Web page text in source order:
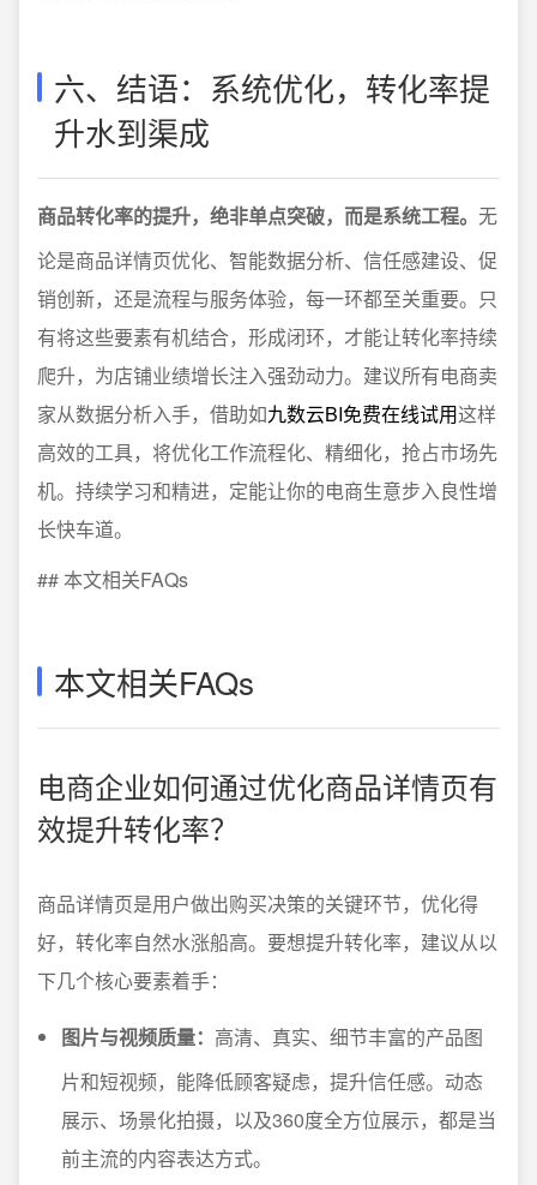
六、结语：系统优化，转化率提
升水到渠成
商品转化率的提升，绝非单点突破，而是系统工程。 无
论是商品详情页优化、智能数据分析、信任感建设、促
销创新，还是流程与服务体验，每一环都至关重要。只
有将这些要素有机结合，形成闭环，才能让转化率持续
爬升，为店铺业绩增长注入强劲动力。建议所有电商卖
家从数据分析入手，借助如九数云BI免费在线试用这样
高效的工具，将优化工作流程化、精细化，抢占市场先
机。持续学习和精进，定能让你的电商生意步入良性增
长快车道。
## 本文相关FAQs
本文相关FAQs
电商企业如何通过优化商品详情页有
效提升转化率？
商品详情页是用户做出购买决策的关键环节，优化得
好，转化率自然水涨船高。要想提升转化率，建议从以
下几个核心要素着手：
图片与视频质量： 高清、真实、细节丰富的产品图
片和短视频，能降低顾客疑虑，提升信任感。动态
展示、场景化拍摄，以及360度全方位展示，都是当
前主流的内容表达方式。